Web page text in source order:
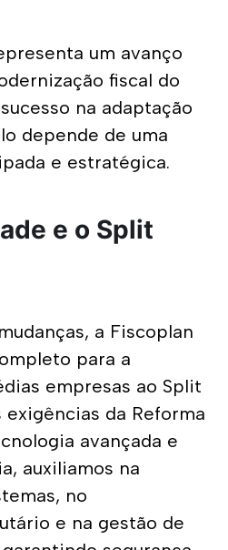
um avanço
fiscal do
na adaptação
depende de uma
e estratégica.
e o Split
a Fiscoplan
para a
empresas ao Split
exigências da Reforma
avançada e
auxiliamos na
no
e na gestão de